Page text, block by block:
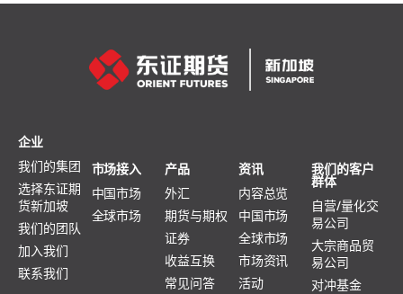
企业
我们的集团
选择东证期
货新加坡
我们的团队
加入我们
联系我们
市场接入
中国市场
全球市场
产品
外汇
期货与期权
证券
收益互换
常见问答
资讯
内容总览
中国市场
全球市场
市场资讯
活动
我们的客户
群体
自营/量化交
易公司
大宗商品贸
易公司
对冲基金